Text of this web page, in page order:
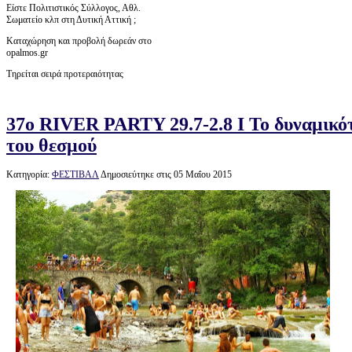
Είστε Πολιτιστικός Σύλλογος, Αθλ.
Σωματείο κλπ στη Δυτική Αττική ;
Καταχώρηση και προβολή δωρεάν στο
opalmos.gr
Τηρείται σειρά προτεραιότητας
37ο RIVER PARTY 29.7-2.8 Ι Το
του θεσμού
Κατηγορία: ΦΕΣΤΙΒΑΛΔημοσιεύτηκε στις 05 Μαΐου 2015